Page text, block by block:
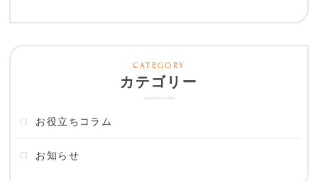
カテゴリー
お役立ちコラム
お知らせ